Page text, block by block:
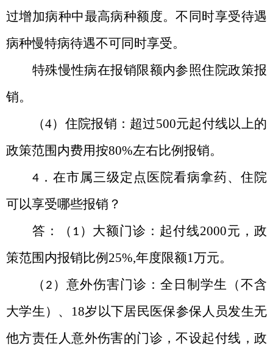
过增加病种中最高病种额度。不同时享受待遇
病种慢特病待遇不可同时享受。
特殊慢性病在报销限额内参照住院政策报
销。
（4）住院报销：超过500元起付线以上的
政策范围内费用按80%左右比例报销。
4．在市属三级定点医院看病拿药、住院
可以享受哪些报销？
答：（ 1 ）大额门诊：起付线2000元，政
策范围内报销比例 25%,年度限额1万元。
（ 2 ）意外伤害门诊：全日制学生（不含
大学生）、 18岁以下居民医保参保人员发生无
他方责任人意外伤害的门诊，不设起付线，政